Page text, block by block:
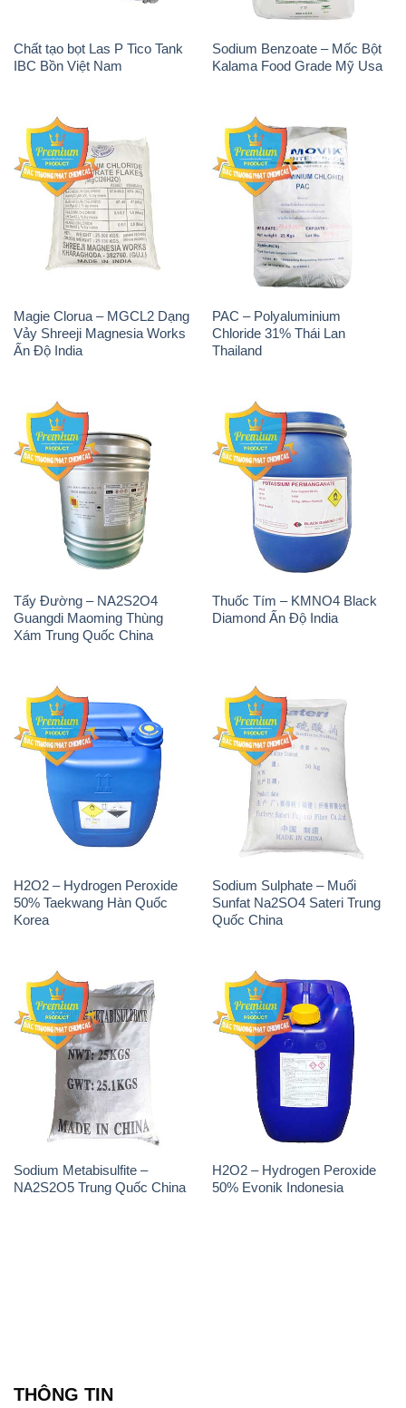
Chất tạo bọt Las P Tico Tank
IBC Bồn Việt Nam
Sodium Benzoate – Mốc Bột
Kalama Food Grade Mỹ Usa
Magie Clorua – MGCL2 Dạng
Vảy Shreeji Magnesia Works
Ấn Độ India
PAC – Polyaluminium
Chloride 31% Thái Lan
Thailand
Tẩy Đường – NA2S2O4
Guangdi Maoming Thùng
Xám Trung Quốc China
Thuốc Tím – KMNO4 Black
Diamond Ấn Độ India
H2O2 – Hydrogen Peroxide
50% Taekwang Hàn Quốc
Korea
Sodium Sulphate – Muối
Sunfat Na2SO4 Sateri Trung
Quốc China
Sodium Metabisulfite –
NA2S2O5 Trung Quốc China
H2O2 – Hydrogen Peroxide
50% Evonik Indonesia
THÔNG TIN